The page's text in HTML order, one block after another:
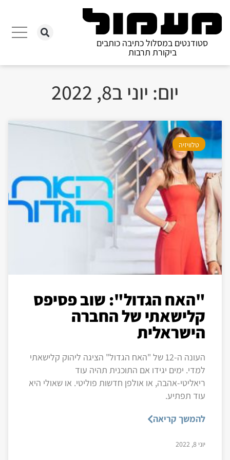
סטודנטים במסלול כתיבה כותבים
ביקורת תרבות
יום: יוני ב8, 2022
טלוויזיה
"האח הגדול": שוב פסיפס
קלישאתי של החברה
הישראלית
העונה ה-12 של "האח הגדול" הציגה ליהוק קלישאתי
למדי. ימים יגידו אם התוכנית תהיה עוד
ריאליטי-אהבה, או אולפן חדשות פוליטי. או שאולי היא
עוד תפתיע.
להמשך קריאה
יוני 8, 2022